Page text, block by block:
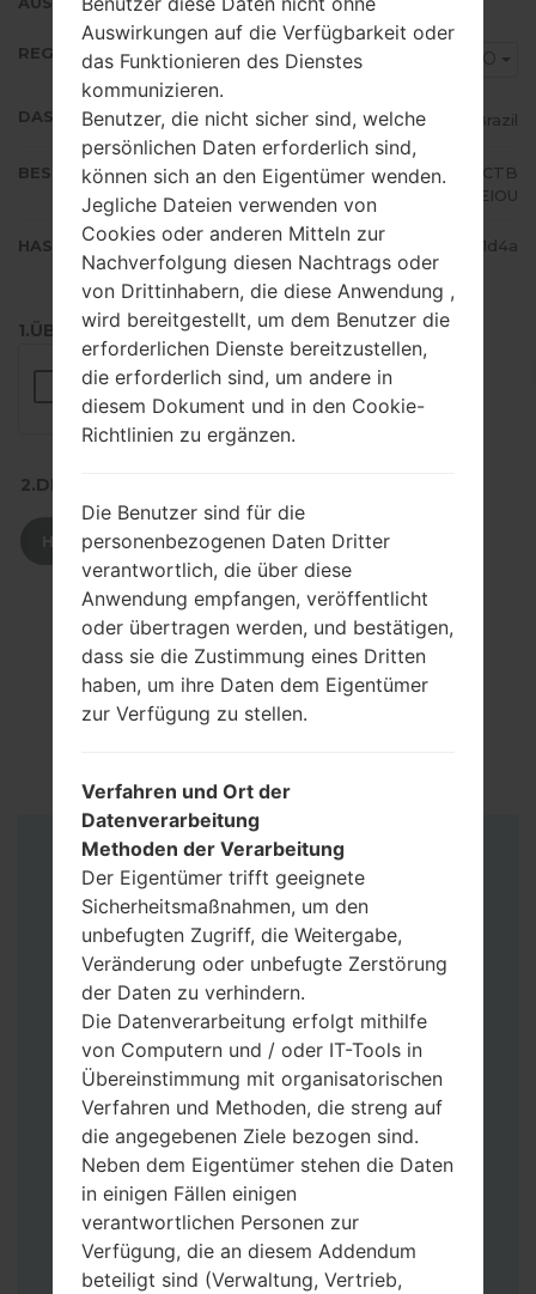
REGION ZTO
DAS LAND Brazil
BESCHREIBUNG
TIM, Claro, Vivo, Oi, Sercomtel, CTB
C, Nextel, AEIOU
HASH 703235a9cfd7838554a428daf011d4a
1.ÜBERPRÜFEN SIE AUF RECAPTCHA
2.DRÜCKEN SIE ZUM HERUNTERLADEN
HERUNTERLADEN
Anleitung
Laden Sie auf Ihren PC:Odin 3neueste
Version herunter.
Auswirkungen auf die Verfügbarkeit oder
das Funktionieren des Dienstes
kommunizieren.
Benutzer, die nicht sicher sind, welche
persönlichen Daten erforderlich sind,
können sich an den Eigentümer wenden.
Jegliche Dateien verwenden von
Cookies oder anderen Mitteln zur
Nachverfolgung diesen Nachtrags oder
von Drittinhabern, die diese Anwendung ,
wird bereitgestellt, um dem Benutzer die
erforderlichen Dienste bereitzustellen,
die erforderlich sind, um andere in
diesem Dokument und in den Cookie-
Richtlinien zu ergänzen.
Die Benutzer sind für die
personenbezogenen Daten Dritter
verantwortlich, die über diese
Anwendung empfangen, veröffentlicht
oder übertragen werden, und bestätigen,
dass sie die Zustimmung eines Dritten
haben, um ihre Daten dem Eigentümer
zur Verfügung zu stellen.
Verfahren und Ort der
Datenverarbeitung
Methoden der Verarbeitung
Der Eigentümer trifft geeignete
Sicherheitsmaßnahmen, um den
unbefugten Zugriff, die Weitergabe,
Veränderung oder unbefugte Zerstörung
der Daten zu verhindern.
Die Datenverarbeitung erfolgt mithilfe
von Computern und / oder IT-Tools in
Übereinstimmung mit organisatorischen
Verfahren und Methoden, die streng auf
die angegebenen Ziele bezogen sind.
Neben dem Eigentümer stehen die Daten
in einigen Fällen einigen
verantwortlichen Personen zur
Verfügung, die an diesem Addendum
beteiligt sind (Verwaltung, Vertrieb,